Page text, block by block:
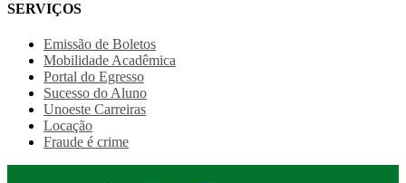
SERVIÇOS
Emissão de Boletos
Mobilidade Acadêmica
Portal do Egresso
Sucesso do Aluno
Unoeste Carreiras
Locação
Fraude é crime